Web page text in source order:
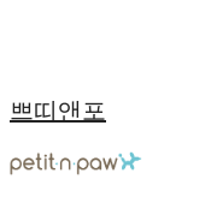
쁘띠앤포